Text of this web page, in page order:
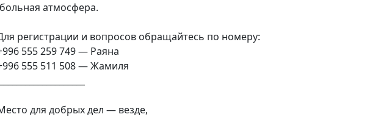
атмосфера.
регистрации и вопросов обращайтесь по номеру:
555 259 749 — Раяна
555 511 508 — Жамиля
для добрых дел — везде,